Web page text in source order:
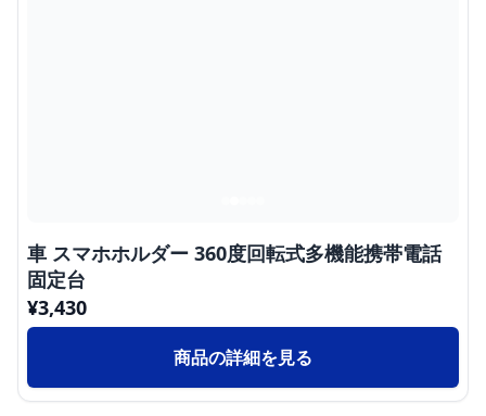
車 スマホホルダー 360度回転式多機能携帯電話
固定台
¥3,430
商品の詳細を見る